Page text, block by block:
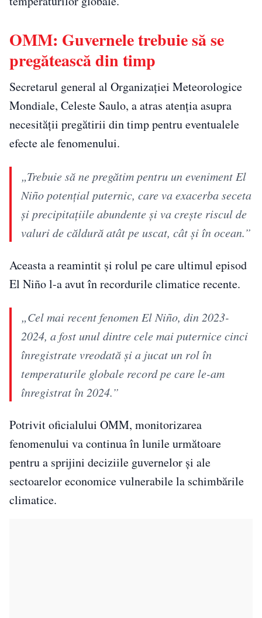
OMM: Guvernele trebuie să se
pregătească din timp
Secretarul general al Organizației Meteorologice
Mondiale, Celeste Saulo, a atras atenția asupra
necesității pregătirii din timp pentru eventualele
efecte ale fenomenului.
„Trebuie să ne pregătim pentru un eveniment El
Niño potențial puternic, care va exacerba seceta
și precipitațiile abundente și va crește riscul de
valuri de căldură atât pe uscat, cât și în ocean.”
Aceasta a reamintit și rolul pe care ultimul episod
El Niño l-a avut în recordurile climatice recente.
„Cel mai recent fenomen El Niño, din 2023-
2024, a fost unul dintre cele mai puternice cinci
înregistrate vreodată și a jucat un rol în
temperaturile globale record pe care le-am
înregistrat în 2024.”
Potrivit oficialului OMM, monitorizarea
fenomenului va continua în lunile următoare
pentru a sprijini deciziile guvernelor și ale
sectoarelor economice vulnerabile la schimbările
climatice.